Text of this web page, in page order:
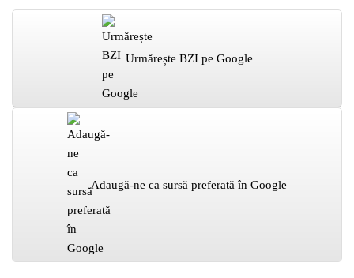
Urmărește BZI pe Google
Adaugă-ne ca sursă preferată în Google